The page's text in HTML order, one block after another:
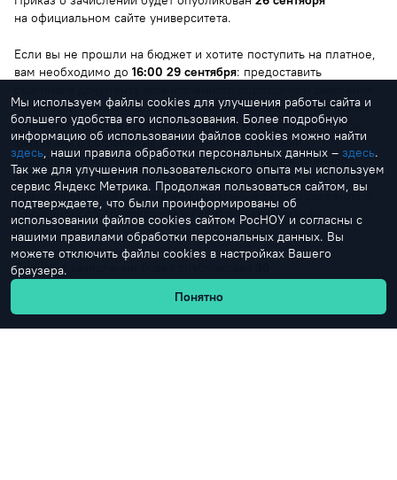
на официальном сайте университета.
Если вы не прошли на бюджет и хотите поступить на платное,
вам необходимо до 16:00 29 сентября: предоставить
о согласии на зачисление с приложением заверенной копии
указанного документа с приложением его оригинала, либо
заявления о согласии на зачисление при условии
подтверждения информации о документе установленного
образца сведениями, содержащимися в федеральной
информационной системе «Федеральный реестр сведений о
документах об образовании и (или) о квалификации,
документах об обучение».
Приказ о зачислении будет опубликован
сентября
Мы используем файлы cookies для улучшения работы сайта и
большего удобства его использования. Более подробную
информацию об использовании файлов cookies можно найти
здесь, наши правила обработки персональных данных – здесь.
Так же для улучшения пользовательского опыта мы используем
сервис Яндекс Метрика. Продолжая пользоваться сайтом, вы
подтверждаете, что были проинформированы об
использовании файлов cookies сайтом РосНОУ и согласны с
нашими правилами обработки персональных данных. Вы
можете отключить файлы cookies в настройках Вашего
браузера.
Понятно